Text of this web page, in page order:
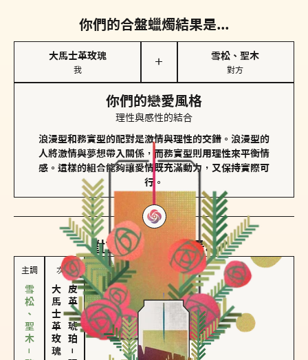
你們的合盤蠟燭結果是...
大馬士革玫瑰
我
＋
雪松、聖木
對方
你們的戀愛風格
理性與感性的結合
浪漫型和務實型的配對是激情與理性的交錯。浪漫型的
人將激情與夢想帶入關係，而務實型則用理性來平衡情
感。這樣的組合能夠讓愛情既充滿動力，又保持實際可
行。
對方的主調蠟燭是...
主調 次調
大馬士革玫瑰皮革、琥珀
－